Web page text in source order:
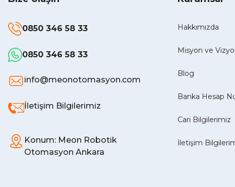
0850 346 58 33
0850 346 58 33
info@meonotomasyon.com
İletişim Bilgilerimiz
Konum: Meon Robotik
Otomasyon Ankara
Hakkımızda
Misyon ve
Blog
Banka Hesap
Cari Bilgilerimiz
İletişim